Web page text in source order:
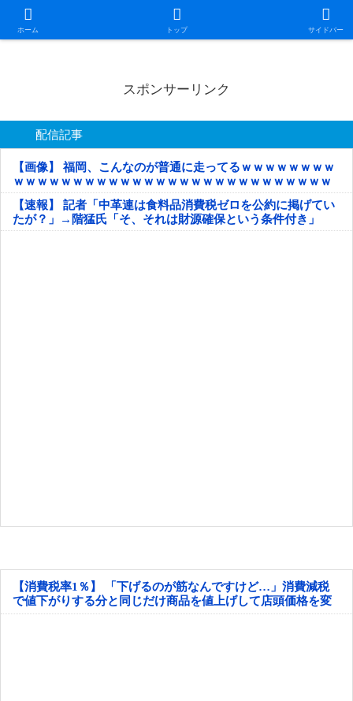
ホーム トップ サイドバー
日本第一！ニュース録
スポンサーリンク
配信記事
【画像】 福岡、こんなのが普通に走ってるｗｗｗｗｗｗｗｗ
ｗｗｗｗｗｗｗｗｗｗｗｗｗｗｗｗｗｗｗｗｗｗｗｗｗｗｗ
ｗｗｗｗｗ
【速報】 記者「中革連は食料品消費税ゼロを公約に掲げてい
たが？」→階猛氏「そ、それは財源確保という条件付き」
【消費税率1％】 「下げるのが筋なんですけど…」消費減税
で値下がりする分と同じだけ商品を値上げして店頭価格を変
えない店も